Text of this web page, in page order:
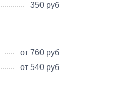
350 руб
от 760 руб
от 540 руб